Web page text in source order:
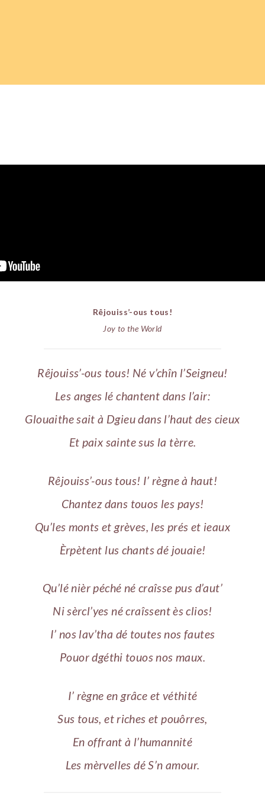
Rêjouiss’-ous tous!
Joy to the World
Rêjouiss’-ous tous! Né v’chîn l’Seigneu!
Les anges lé chantent dans l’air:
Glouaithe sait à Dgieu dans l’haut des cieux
Et paix sainte sus la tèrre.
Rêjouiss’-ous tous! I’ règne à haut!
Chantez dans touos les pays!
Qu’les monts et grèves, les prés et ieaux
Èrpètent lus chants dé jouaie!
Qu’lé nièr péché né craîsse pus d’aut’
Ni sèrcl’yes né craîssent ès clios!
I’ nos lav’tha dé toutes nos fautes
Pouor dgéthi touos nos maux.
I’ règne en grâce et véthité
Sus tous, et riches et pouôrres,
En offrant à l’humannité
Les mèrvelles dé S’n amour.